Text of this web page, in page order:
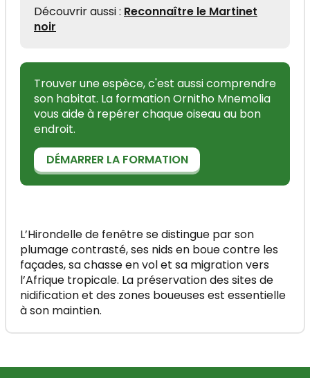
Découvrir aussi : Reconnaître le Martinet
noir
Trouver une espèce, c'est aussi comprendre
son habitat. La formation Ornitho Mnemolia
vous aide à repérer chaque oiseau au bon
endroit.
DÉMARRER LA FORMATION
L’Hirondelle de fenêtre se distingue par son
plumage contrasté, ses nids en boue contre les
façades, sa chasse en vol et sa migration vers
l’Afrique tropicale. La préservation des sites de
nidification et des zones boueuses est essentielle
à son maintien.